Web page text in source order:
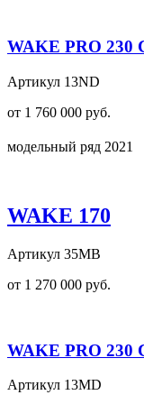
WAKE PRO
Артикул 13ND
от 1 760 000 руб.
модельный ряд 2021
WAKE 170
Артикул 35MB
от 1 270 000 руб.
WAKE PRO
Артикул 13MD